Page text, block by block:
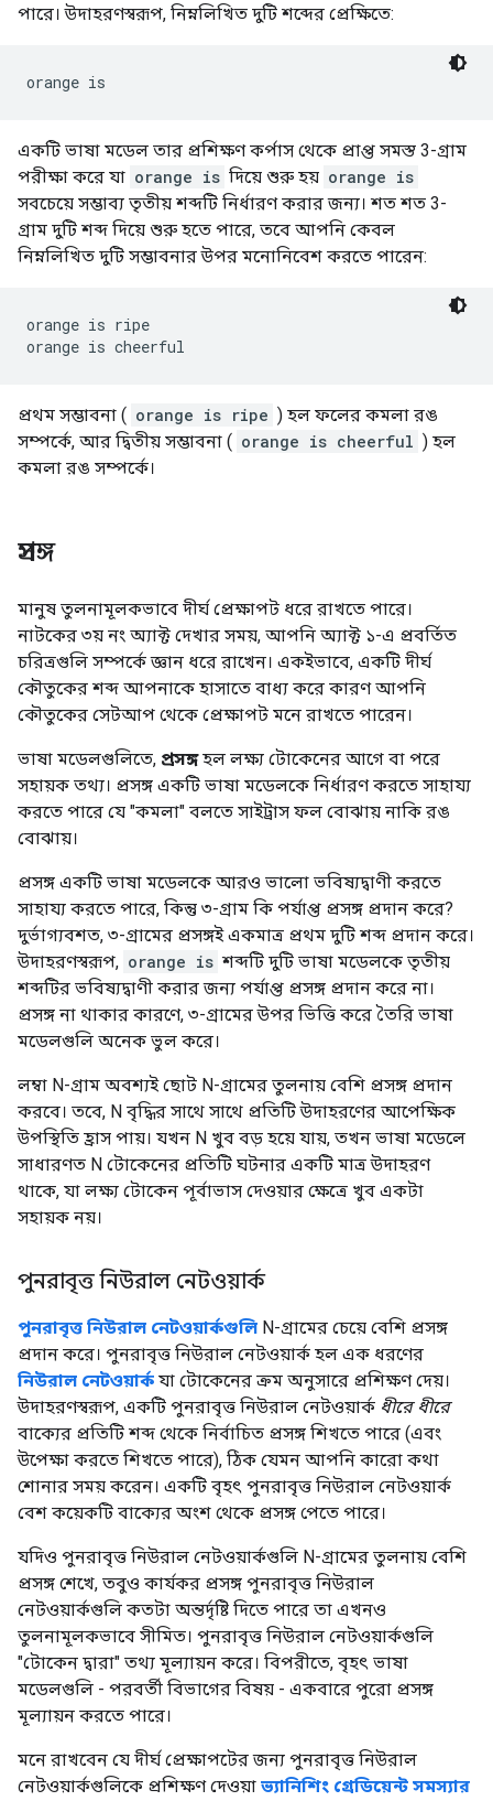
পারে। উদাহরণস্বরূপ, নিম্নলিখিত দুটি শব্দের প্রেক্ষিতে:
একটি ভাষা মডেল তার প্রশিক্ষণ কর্পাস থেকে প্রাপ্ত সমস্ত 3-গ্রাম
পরীক্ষা করে যা orange is দিয়ে শুরু হয় orange is
সবচেয়ে সম্ভাব্য তৃতীয় শব্দটি নির্ধারণ করার জন্য। শত শত 3-
গ্রাম দুটি শব্দ দিয়ে শুরু হতে পারে, তবে আপনি কেবল
নিম্নলিখিত দুটি সম্ভাবনার উপর মনোনিবেশ করতে পারেন:
orange is ripe
প্রথম সম্ভাবনা ( orange is ripe ) হল ফলের কমলা রঙ
সম্পর্কে, আর দ্বিতীয় সম্ভাবনা ( orange is cheerful ) হল
কমলা রঙ সম্পর্কে।
প্রসঙ্গ
মানুষ তুলনামূলকভাবে দীর্ঘ প্রেক্ষাপট ধরে রাখতে পারে।
নাটকের ৩য় নং অ্যাক্ট দেখার সময়, আপনি অ্যাক্ট ১-এ প্রবর্তিত
চরিত্রগুলি সম্পর্কে জ্ঞান ধরে রাখেন। একইভাবে, একটি দীর্ঘ
কৌতুকের শব্দ আপনাকে হাসাতে বাধ্য করে কারণ আপনি
কৌতুকের সেটআপ থেকে প্রেক্ষাপট মনে রাখতে পারেন।
ভাষা মডেলগুলিতে, প্রসঙ্গহল লক্ষ্য টোকেনের আগে বা পরে
সহায়ক তথ্য। প্রসঙ্গ একটি ভাষা মডেলকে নির্ধারণ করতে সাহায্য
করতে পারে যে "কমলা" বলতে সাইট্রাস ফল বোঝায় নাকি রঙ
বোঝায়।
প্রসঙ্গ একটি ভাষা মডেলকে আরও ভালো ভবিষ্যদ্বাণী করতে
সাহায্য করতে পারে, কিন্তু ৩-গ্রাম কি পর্যাপ্ত প্রসঙ্গ প্রদান করে?
দুর্ভাগ্যবশত, ৩-গ্রামের প্রসঙ্গই একমাত্র প্রথম দুটি শব্দ প্রদান করে।
উদাহরণস্বরূপ, orange is শব্দটি দুটি ভাষা মডেলকে তৃতীয়
শব্দটির ভবিষ্যদ্বাণী করার জন্য পর্যাপ্ত প্রসঙ্গ প্রদান করে না।
প্রসঙ্গ না থাকার কারণে, ৩-গ্রামের উপর ভিত্তি করে তৈরি ভাষা
মডেলগুলি অনেক ভুল করে।
লম্বা N-গ্রাম অবশ্যই ছোট N-গ্রামের তুলনায় বেশি প্রসঙ্গ প্রদান
করবে। তবে, N বৃদ্ধির সাথে সাথে প্রতিটি উদাহরণের আপেক্ষিক
উপস্থিতি হ্রাস পায়। যখন N খুব বড় হয়ে যায়, তখন ভাষা মডেলে
সাধারণত N টোকেনের প্রতিটি ঘটনার একটি মাত্র উদাহরণ
থাকে, যা লক্ষ্য টোকেন পূর্বাভাস দেওয়ার ক্ষেত্রে খুব একটা
সহায়ক নয়।
পুনরাবৃত্ত নিউরাল নেটওয়ার্ক
পুনরাবৃত্ত নিউরাল নেটওয়ার্কগুলি N-গ্রামের চেয়ে বেশি প্রসঙ্গ
প্রদান করে। পুনরাবৃত্ত নিউরাল নেটওয়ার্ক হল এক ধরণের
নিউরাল নেটওয়ার্ক যা টোকেনের ক্রম অনুসারে প্রশিক্ষণ দেয়।
উদাহরণস্বরূপ, একটি পুনরাবৃত্ত নিউরাল নেটওয়ার্ক ধীরে ধীরে
বাক্যের প্রতিটি শব্দ থেকে নির্বাচিত প্রসঙ্গ শিখতে পারে (এবং
উপেক্ষা করতে শিখতে পারে), ঠিক যেমন আপনি কারো কথা
শোনার সময় করেন। একটি বৃহৎ পুনরাবৃত্ত নিউরাল নেটওয়ার্ক
বেশ কয়েকটি বাক্যের অংশ থেকে প্রসঙ্গ পেতে পারে।
যদিও পুনরাবৃত্ত নিউরাল নেটওয়ার্কগুলি N-গ্রামের তুলনায় বেশি
প্রসঙ্গ শেখে, তবুও কার্যকর প্রসঙ্গ পুনরাবৃত্ত নিউরাল
নেটওয়ার্কগুলি কতটা অন্তর্দৃষ্টি দিতে পারে তা এখনও
তুলনামূলকভাবে সীমিত। পুনরাবৃত্ত নিউরাল নেটওয়ার্কগুলি
"টোকেন দ্বারা" তথ্য মূল্যায়ন করে। বিপরীতে, বৃহৎ ভাষা
মডেলগুলি - পরবর্তী বিভাগের বিষয় - একবারে পুরো প্রসঙ্গ
মূল্যায়ন করতে পারে।
মনে রাখবেন যে দীর্ঘ প্রেক্ষাপটের জন্য পুনরাবৃত্ত নিউরাল
নেটওয়ার্কগুলিকে প্রশিক্ষণ দেওয়া ভ্যানিশিং গ্রেডিয়েন্ট সমস্যার